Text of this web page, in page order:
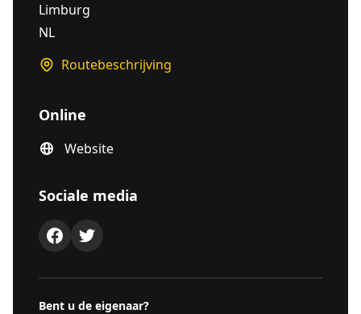
Limburg
NL
Routebeschrijving
Online
Website
Sociale media
Bent u de eigenaar?